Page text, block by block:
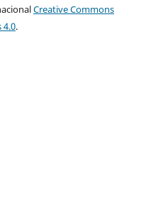
Creative Commons
4.0.